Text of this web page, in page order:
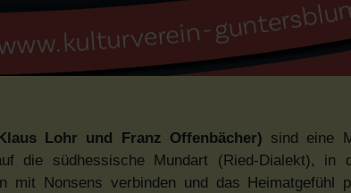
Lohr und Franz Offenbächer) sind eine
die südhessische Mundart (Ried-Dialekt), in
mit Nonsens verbinden und das Heimatgefühl